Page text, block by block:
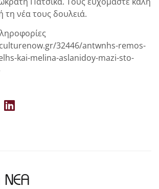
τη νέα τους δουλειά.
32446/antwnhs-remos-
kai-melina-aslanidoy-mazi-sto-
ΝΕΑ